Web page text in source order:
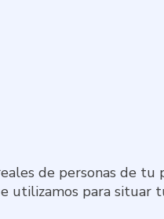
de personas de tu
utilizamos para situar